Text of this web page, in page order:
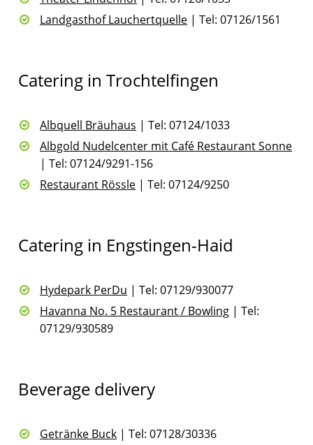
Landgasthof Lauchertquelle | Tel: 07126/1561
Catering in Trochtelfingen
Albquell Bräuhaus | Tel: 07124/1033
Albgold Nudelcenter mit Café Restaurant Sonne
| Tel: 07124/9291-156
Restaurant Rössle | Tel: 07124/9250
Catering in Engstingen-Haid
Hydepark PerDu | Tel: 07129/930077
Havanna No. 5 Restaurant / Bowling | Tel:
07129/930589
Beverage delivery
Getränke Buck | Tel: 07128/30336